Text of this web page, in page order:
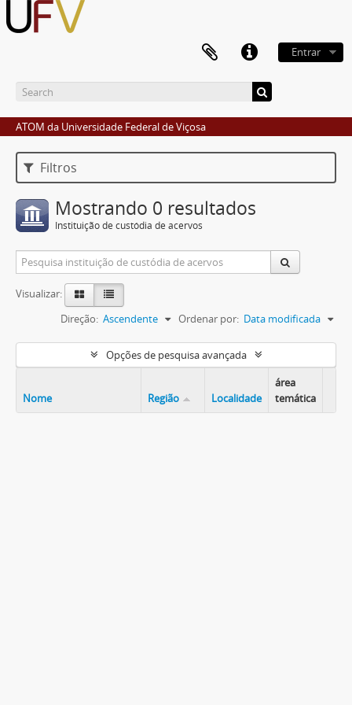
Entrar
ATOM da Universidade Federal de Viçosa
Filtros
Mostrando 0 resultados
Instituição de custódia de acervos
Visualizar:
Ordenar por: Data modificada
Direção: Ascendente
Opções de pesquisa avançada
Nome Região Localidade
área
temática